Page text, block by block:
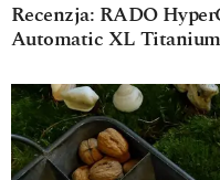
Recenzja: RADO
Automatic XL Titanium